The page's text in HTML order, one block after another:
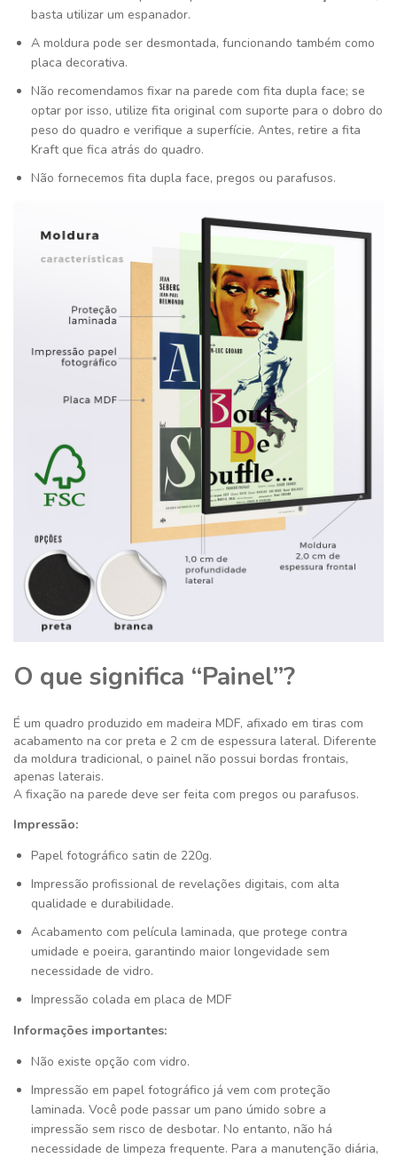
basta utilizar um espanador.
A moldura pode ser desmontada, funcionando também como
placa decorativa.
Não recomendamos fixar na parede com fita dupla face; se
optar por isso, utilize fita original com suporte para o dobro do
peso do quadro e verifique a superfície. Antes, retire a fita
Kraft que fica atrás do quadro.
Não fornecemos fita dupla face, pregos ou parafusos.
O que significa “Painel”?
É um quadro produzido em madeira MDF, afixado em tiras com
acabamento na cor preta e 2 cm de espessura lateral. Diferente
da moldura tradicional, o painel não possui bordas frontais,
apenas laterais.
A fixação na parede deve ser feita com pregos ou parafusos.
Impressão:
Papel fotográfico satin de 220g.
Impressão profissional de revelações digitais, com alta
qualidade e durabilidade.
Acabamento com película laminada, que protege contra
umidade e poeira, garantindo maior longevidade sem
necessidade de vidro.
Impressão colada em placa de MDF
Informações importantes:
Não existe opção com vidro.
Impressão em papel fotográfico já vem com proteção
laminada. Você pode passar um pano úmido sobre a
impressão sem risco de desbotar. No entanto, não há
necessidade de limpeza frequente. Para a manutenção diária,